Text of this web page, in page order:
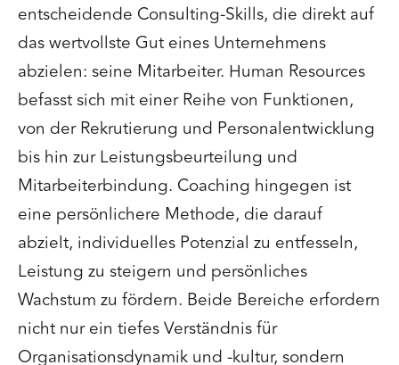
entscheidende Consulting-Skills, die direkt auf
das wertvollste Gut eines Unternehmens
abzielen: seine Mitarbeiter. Human Resources
befasst sich mit einer Reihe von Funktionen,
von der Rekrutierung und Personalentwicklung
bis hin zur Leistungsbeurteilung und
Mitarbeiterbindung. Coaching hingegen ist
eine persönlichere Methode, die darauf
abzielt, individuelles Potenzial zu entfesseln,
Leistung zu steigern und persönliches
Wachstum zu fördern. Beide Bereiche erfordern
nicht nur ein tiefes Verständnis für
Organisationsdynamik und -kultur, sondern